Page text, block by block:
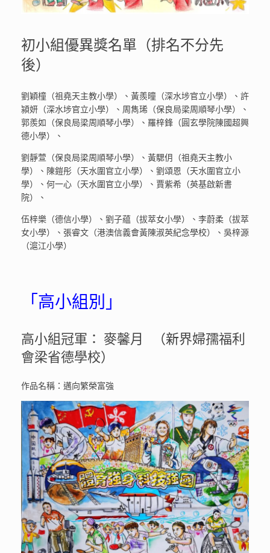
初小組優異獎名單（排名不分先
後）
劉穎橦（祖堯天主教小學）、黃羨曈（深水埗官立小學）、許
潁妍（深水埗官立小學）、周雋琋（保良局梁周順琴小學）、
郭羨如（保良局梁周順琴小學）、羅梓鋒（圓玄學院陳國超興
德小學）、
劉靜萱（保良局梁周順琴小學）、黃騦仴（祖堯天主教小
學）、陳鎧彤（天水圍官立小學）、劉頌恩（天水圍官立小
學）、何一心（天水圍官立小學）、賈紫希（英基啟新書
院）、
伍梓樂（德信小學）、劉子藴（拔萃女小學）、李蔚柔（拔萃
女小學）、張睿文（港澳信義會黃陳淑英紀念學校）、吳梓源
（滬江小學）
「高小組別」
高小組冠軍： 麥馨月 （新界婦孺福利
會梁省德學校）
作品名稱：邁向繁榮富強